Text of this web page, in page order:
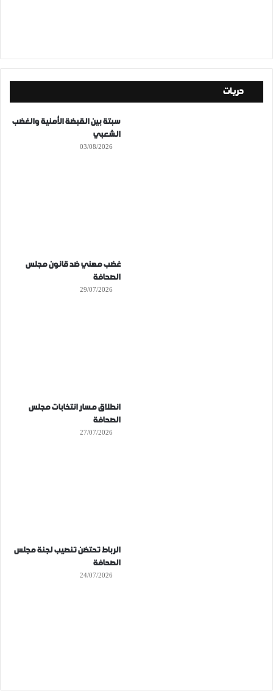
حريات
سبتة بين القبضة الأمنية والغضب
الشعبي
03/08/2026
غضب مهني ضد قانون مجلس
الصحافة
29/07/2026
انطلاق مسار انتخابات مجلس
الصحافة
27/07/2026
الرباط تحتضن تنصيب لجنة مجلس
الصحافة
24/07/2026